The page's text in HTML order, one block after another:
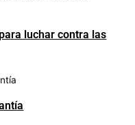
luchar contra las